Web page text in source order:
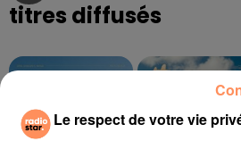
titres diffusés
Le respect de votre vie